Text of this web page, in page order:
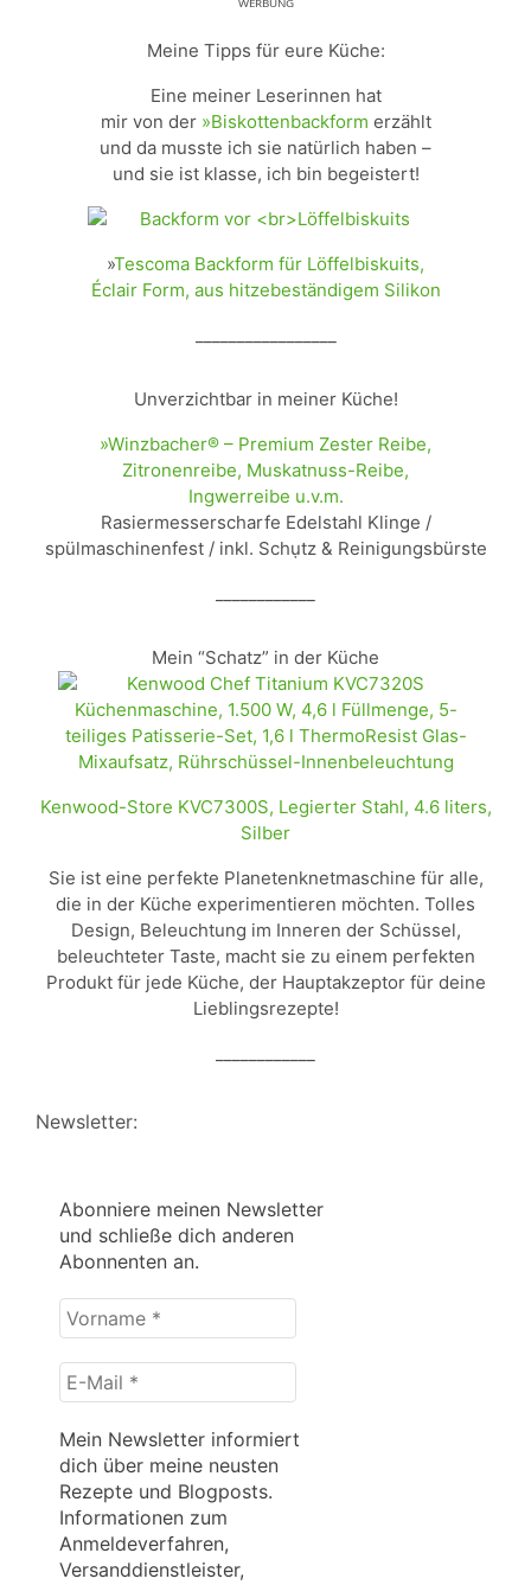
ᵂᴱᴿᴮᵁᴺᴳ
Meine Tipps für eure Küche:
Eine meiner Leserinnen hat
mir von der »Biskottenbackform erzählt
und da musste ich sie natürlich haben –
und sie ist klasse, ich bin begeistert!
»Tescoma Backform für Löffelbiskuits,
Éclair Form, aus hitzebeständigem Silikon
Unverzichtbar in meiner Küche!
»Winzbacher® – Premium Zester Reibe,
Zitronenreibe, Muskatnuss-Reibe,
Ingwerreibe u.v.m.
Rasiermesserscharfe Edelstahl Klinge /
spülmaschinenfest / inkl. Schụtz & Reinigungsbürste
Mein “Schatz” in der Küche
Kenwood-Store KVC7300S, Legierter Stahl, 4.6 liters,
Silber
Sie ist eine perfekte Planetenknetmaschine für alle,
die in der Küche experimentieren möchten. Tolles
Design, Beleuchtung im Inneren der Schüssel,
beleuchteter Taste, macht sie zu einem perfekten
Produkt für jede Küche, der Hauptakzeptor für deine
Lieblingsrezepte!
Newsletter:
Abonniere meinen Newsletter
und schließe dich anderen
Abonnenten an.
Vorname
*
E-
Mail
*
Mein Newsletter informiert
dich über meine neusten
Rezepte und Blogposts.
Informationen zum
Anmeldeverfahren,
Versanddienstleister,